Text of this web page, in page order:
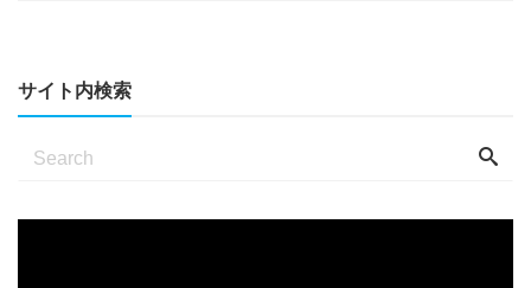
サイト内検索